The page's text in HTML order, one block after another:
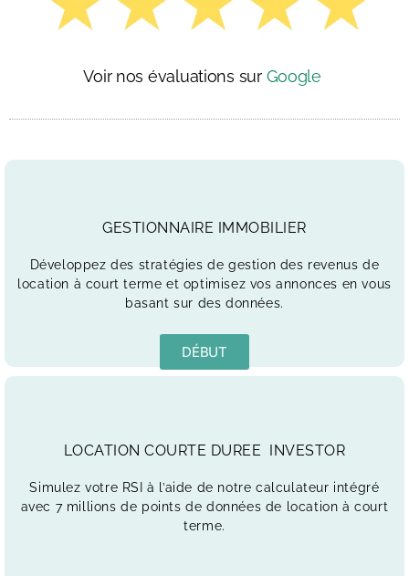
Voir nos évaluations sur Google
GESTIONNAIRE IMMOBILIER
Développez des stratégies de gestion des revenus de
location à court terme et optimisez vos annonces en vous
basant sur des données.
DÉBUT
LOCATION COURTE DUREE INVESTOR
Simulez votre RSI à l’aide de notre calculateur intégré
avec 7 millions de points de données de location à court
terme.